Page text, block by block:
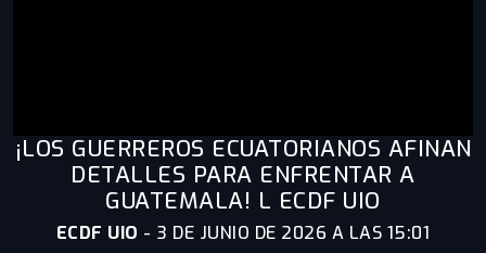
¡LOS GUERREROS ECUATORIANOS AFINAN
DETALLES PARA ENFRENTAR A
GUATEMALA! L ECDF UIO
ECDF UIO - 3 DE JUNIO DE 2026 A LAS 15:01